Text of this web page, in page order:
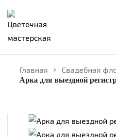
Главная Свадебная
Арка для выездной